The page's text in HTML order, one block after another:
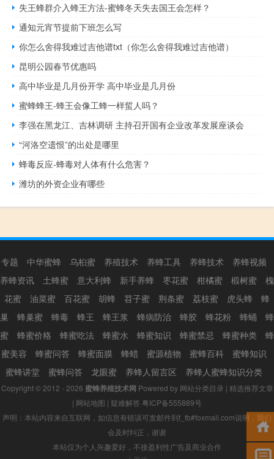
失王蜂群介入蜂王方法-蜜蜂冬天失去国王会怎样？
通知元宵节提前下班怎么写
你怎么舍得我难过吉他谱txt（你怎么舍得我难过吉他谱）
昆明公园春节优惠吗
高中毕业是几月份开学 高中毕业是几月份
蜜蜂蜂王-蜂王会像工蜂一样蜇人吗？
李强在黑龙江、吉林调研 主持召开国有企业改革发展座谈会
“河洛空遗恨”的出处是哪里
蜂毒反应-蜂毒对人体有什么危害？
潍坊的外资企业有哪些
专题 中华蜜蜂 乌桕蜜 养殖技术 养蜂工具 养蜂技术
养蜂视频
养蜂资讯
土蜂蜜 意大利蜂 新手养蜂 枣花蜜 柑橘蜜 椴树蜜
槐
花蜜
油菜蜜 百花蜜 胡蜂 苕子蜜 荆条蜜 荔枝蜜 虎头蜂
蜂
巢
蜂巢蜜 蜂毒 蜂王 蜂王浆 蜂病防治 蜂胶 蜂花粉 蜂蛹
蜂
蜜
蜂蜜价格 蜂蜜吃法 蜂蜜水 蜂蜜知识 蜂蜜禁忌 蜂蜜种类
蜂
蜜美容
蜂蜜问答 蜂蜜面膜 蜂蜡 蜜源植物 蜜蜂百科
蜜蜂知识
蜜蜂讲堂
蜜蜂问答 龙眼蜜 养蜂人留言区 养蜂人蜜蜂知识分类
Copyright © 2012 - 2026 蜜蜂养殖技术网 Powered by 网站分类目录 | 精选推荐文章
| 网站地图 | 疑难解答 粤ICP备555889号
声明：本站内容来自互联网，如信息有错误可发邮件到f_fb#foxmail.com说明，我们
会及时纠正，谢谢
本站仅为个人兴趣爱好，不接盈利性广告及商业合作